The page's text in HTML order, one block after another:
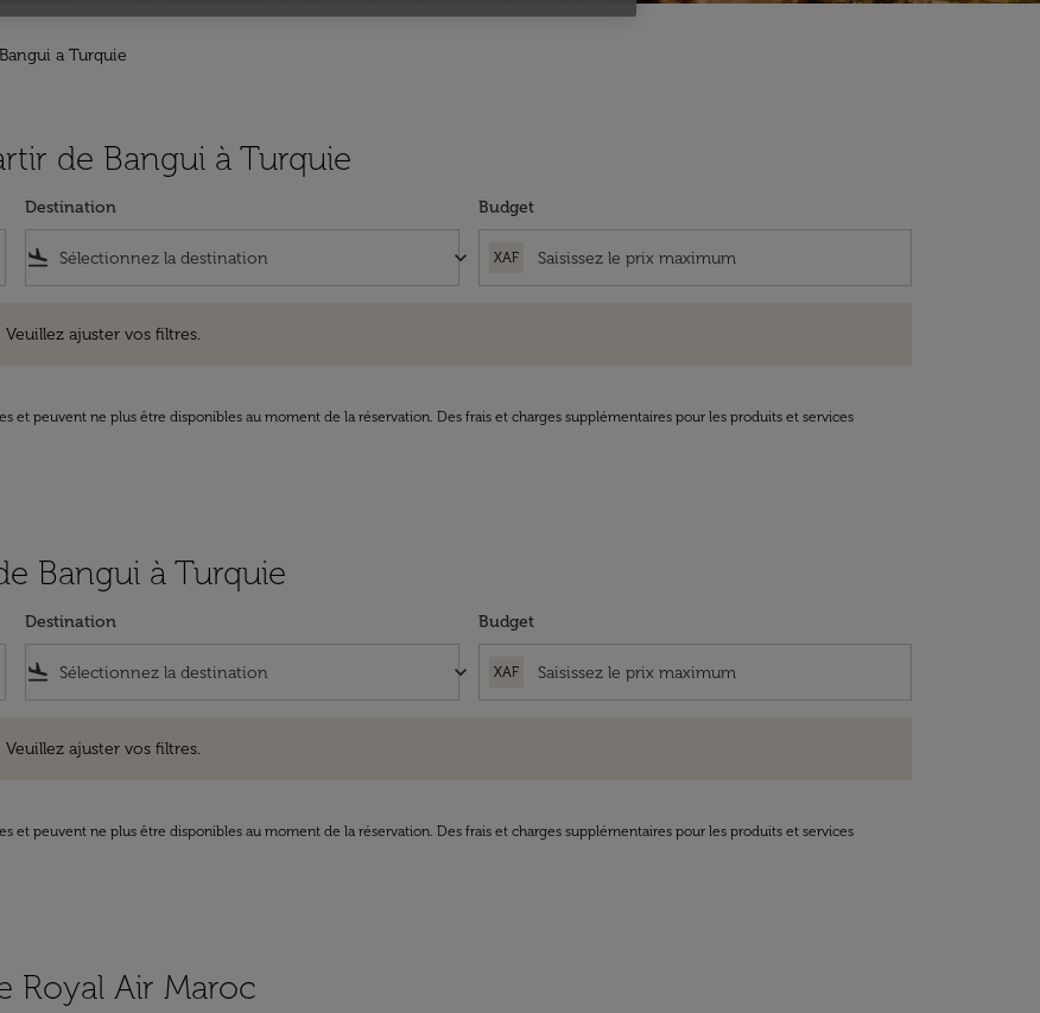
a Turquie
de Bangui à Turquie
Destination
flight_land keyboard_arrow_down
Budget
XAF
ajuster vos filtres.
et peuvent ne plus être disponibles au moment de la réservation. Des frais et charges supplémentaires pour les produits et services
Bangui à Turquie
Destination
flight_land keyboard_arrow_down
Budget
XAF
ajuster vos filtres.
et peuvent ne plus être disponibles au moment de la réservation. Des frais et charges supplémentaires pour les produits et services
Royal Air Maroc